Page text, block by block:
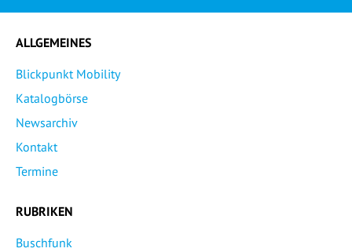
ALLGEMEINES
Blickpunkt Mobility
Katalogbörse
Newsarchiv
Kontakt
Termine
RUBRIKEN
Buschfunk